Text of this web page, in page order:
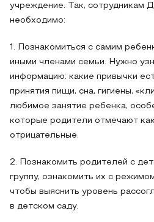
учреждение. Так, сотрудникам
необходимо:
1. Познакомиться с самим
иными членами семьи. Нужно
информацию: какие привычки
принятия пищи, сна, гигиены,
любимое занятие ребенка,
которые родители отмечают
отрицательные.
2. Познакомить родителей с
группу, ознакомить их с
чтобы выяснить уровень
в детском саду.